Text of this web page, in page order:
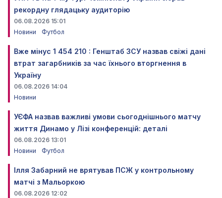
рекордну глядацьку аудиторію
06.08.2026 15:01
Новини
Футбол
Вже мінус 1 454 210 : Генштаб ЗСУ назвав свіжі дані
втрат загарбників за час їхнього вторгнення в
Україну
06.08.2026 14:04
Новини
УЄФА назвав важливі умови сьогоднішнього матчу
життя Динамо у Лізі конференцій: деталі
06.08.2026 13:01
Новини
Футбол
Ілля Забарний не врятував ПСЖ у контрольному
матчі з Мальоркою
06.08.2026 12:02